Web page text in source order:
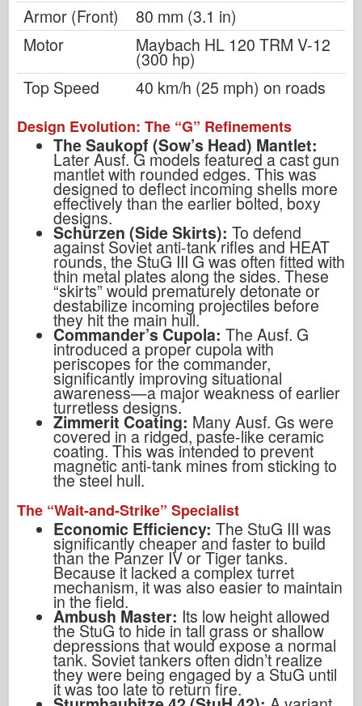
Armor (Front)
80 mm (3.1 in)
Motor
Maybach HL 120 TRM V-12
(300 hp)
Top Speed
40 km/h (25 mph) on roads
Design Evolution: The “G” Refinements
The Saukopf (Sow’s Head) Mantlet:
Later Ausf. G models featured a cast gun
mantlet with rounded edges. This was
designed to deflect incoming shells more
effectively than the earlier bolted, boxy
designs.
Schürzen (Side Skirts): To defend
against Soviet anti-tank rifles and HEAT
rounds, the StuG III G was often fitted with
thin metal plates along the sides. These
“skirts” would prematurely detonate or
destabilize incoming projectiles before
they hit the main hull.
Commander’s Cupola: The Ausf. G
introduced a proper cupola with
periscopes for the commander,
significantly improving situational
awareness—a major weakness of earlier
turretless designs.
Zimmerit Coating: Many Ausf. Gs were
covered in a ridged, paste-like ceramic
coating. This was intended to prevent
magnetic anti-tank mines from sticking to
the steel hull.
The “Wait-and-Strike” Specialist
Economic Efficiency: The StuG III was
significantly cheaper and faster to build
than the Panzer IV or Tiger tanks.
Because it lacked a complex turret
mechanism, it was also easier to maintain
in the field.
Ambush Master: Its low height allowed
the StuG to hide in tall grass or shallow
depressions that would expose a normal
tank. Soviet tankers often didn’t realize
they were being engaged by a StuG until
it was too late to return fire.